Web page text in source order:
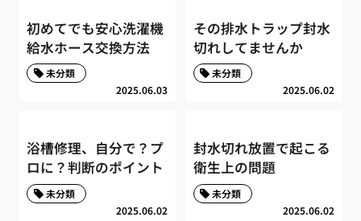
初めてでも安心洗濯機
給水ホース交換方法
2025.06.03
未分類
その排水トラップ封水
切れしてませんか
2025.06.02
未分類
浴槽修理、自分で？プ
ロに？判断のポイント
2025.06.02
未分類
封水切れ放置で起こる
衛生上の問題
2025.06.02
未分類